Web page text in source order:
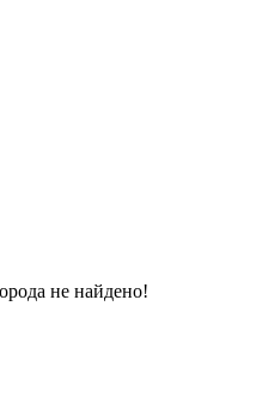
не найдено!